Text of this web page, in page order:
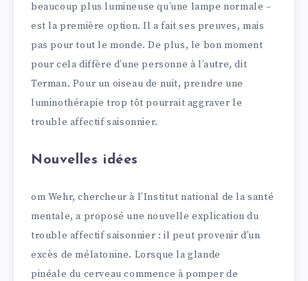
beaucoup plus lumineuse qu’une lampe normale –
est la première option. Il a fait ses preuves, mais
pas pour tout le monde. De plus, le bon moment
pour cela diffère d’une personne à l’autre, dit
Terman. Pour un oiseau de nuit, prendre une
luminothérapie trop tôt pourrait aggraver le
trouble affectif saisonnier.
Nouvelles idées
om Wehr, chercheur à l’Institut national de la santé
mentale, a proposé une nouvelle explication du
trouble affectif saisonnier : il peut provenir d’un
excès de mélatonine. Lorsque la glande
pinéale du cerveau commence à pomper de